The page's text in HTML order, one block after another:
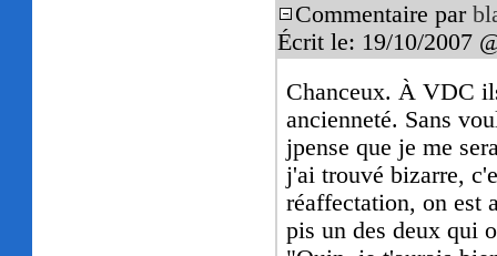
Commentaire par
Écrit le: 19/10/2007
Chanceux. À VDC
ancienneté. Sans
jpense que je me
j'ai trouvé bizarre,
réaffectation, on est
pis un des deux qui